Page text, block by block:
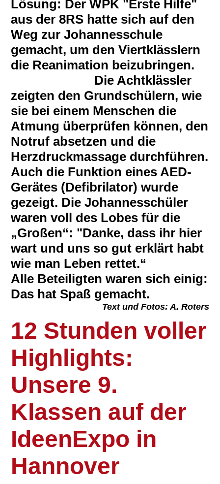
Lösung: Der WPK "Erste Hilfe"
aus der 8RS hatte sich auf den
Weg zur Johannesschule
gemacht, um den Viertklässlern
die Reanimation beizubringen.
Die Achtklässler
zeigten den Grundschülern, wie
sie bei einem Menschen die
Atmung überprüfen können, den
Notruf absetzen und die
Herzdruckmassage durchführen.
Auch die Funktion eines AED-
Gerätes (Defibrilator) wurde
gezeigt. Die Johannesschüler
waren voll des Lobes für die
„Großen“: "Danke, dass ihr hier
wart und uns so gut erklärt habt
wie man Leben rettet.“
Alle Beteiligten waren sich einig:
Das hat Spaß gemacht.
Text und Fotos: A. Roters
12 Stunden voller
Highlights:
Unsere 9.
Klassen auf der
IdeenExpo in
Hannover